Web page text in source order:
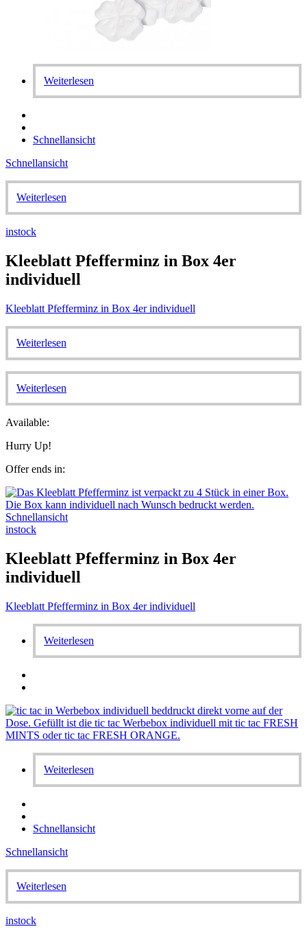
Weiterlesen
Schnellansicht
Schnellansicht
Weiterlesen
instock
Kleeblatt Pfefferminz in Box 4er
individuell
Kleeblatt Pfefferminz in Box 4er individuell
Weiterlesen
Weiterlesen
Available:
Hurry Up!
Offer ends in:
Schnellansicht
instock
Kleeblatt Pfefferminz in Box 4er
individuell
Kleeblatt Pfefferminz in Box 4er individuell
Weiterlesen
Weiterlesen
Schnellansicht
Schnellansicht
Weiterlesen
instock